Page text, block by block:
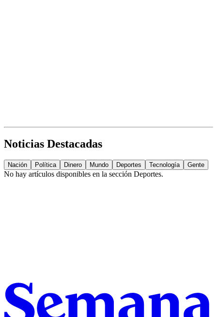
Noticias Destacadas
Nación Política Dinero Mundo Deportes Tecnología Gente
No hay artículos disponibles en la sección Deportes.